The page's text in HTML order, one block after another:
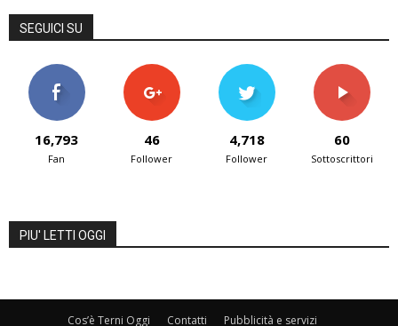
SEGUICI SU
16,793
Fan
46
Follower
4,718
Follower
60
Sottoscrittori
PIU' LETTI OGGI
Cos’è Terni Oggi Contatti Pubblicità e servizi